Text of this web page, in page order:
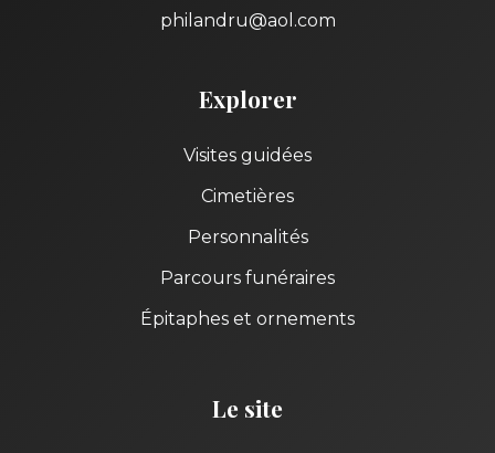
philandru@aol.com
Explorer
Visites guidées
Cimetières
Personnalités
Parcours funéraires
Épitaphes et ornements
Le site